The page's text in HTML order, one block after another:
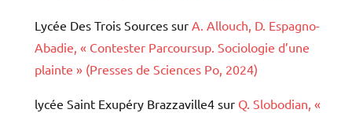
Lycée Des Trois Sources sur A. Allouch, D. Espagno-
Abadie, « Contester Parcoursup. Sociologie d’une
plainte » (Presses de Sciences Po, 2024)
lycée Saint Exupéry Brazzaville4 sur Q. Slobodian, «